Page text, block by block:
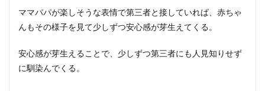
ママパパが楽しそうな表情で第三者と接していれば、赤ちゃ
んもその様子を見て少しずつ安心感が芽生えてくる。
安心感が芽生えることで、少しずつ第三者にも人見知りせず
に馴染んでくる。